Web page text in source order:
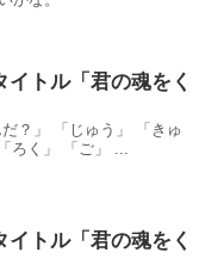
トル「君の魂をく
？」 「じゅう」 「きゅ
ろく」 「ご」 ...
トル「君の魂をく